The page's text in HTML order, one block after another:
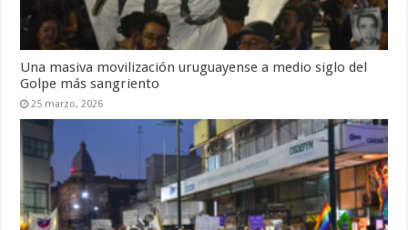
Una masiva movilización uruguayense a medio siglo del
Golpe más sangriento
25 marzo, 2026